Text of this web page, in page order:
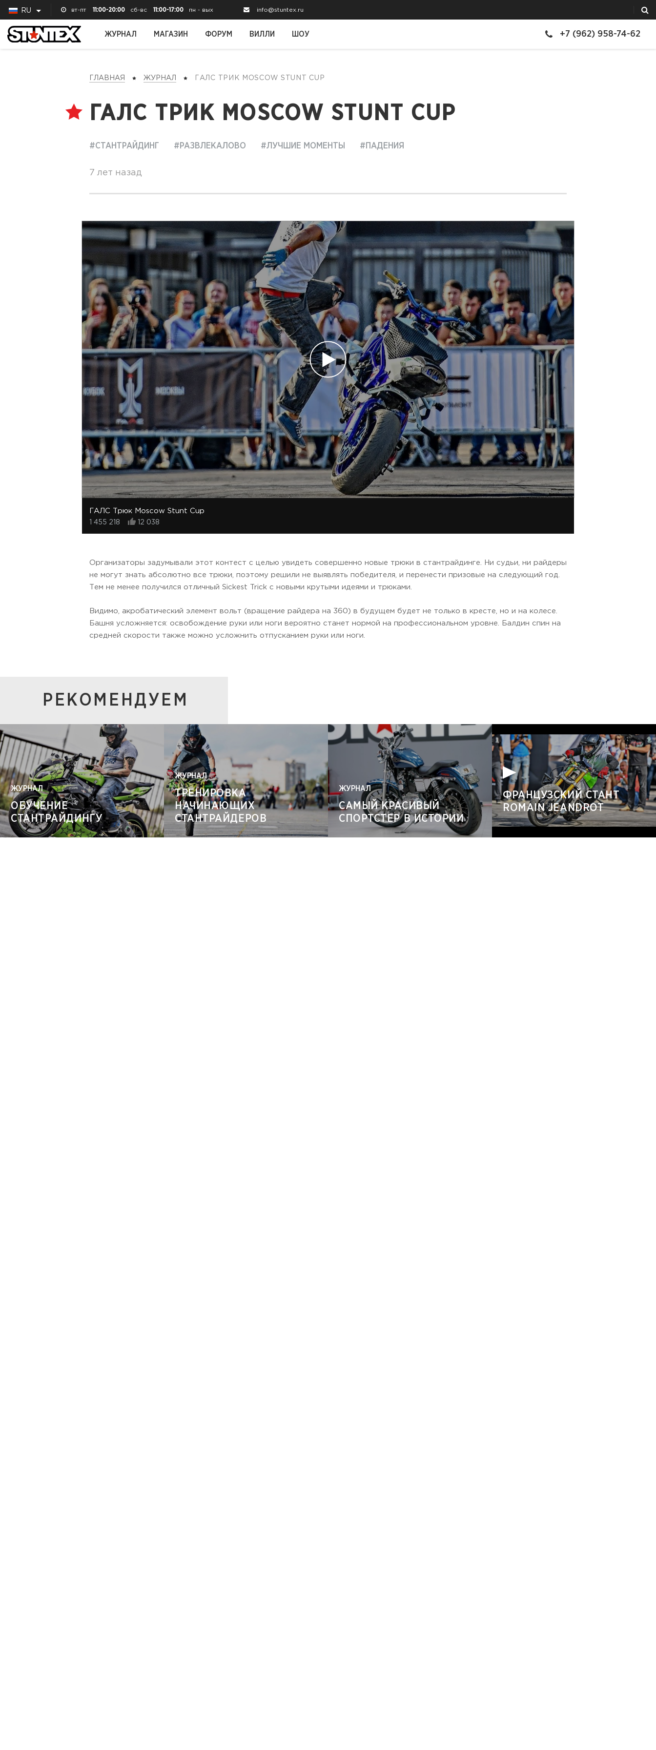
RU вт-пт 11:00-20:00 сб-вс 11:00-17:00 пн - вых info@stuntex.ru
ЖУРНАЛ МАГАЗИН ФОРУМ ВИЛЛИ ШОУ +7 (962) 958-74-62
ГЛАВНАЯ ЖУРНАЛ ГАЛС ТРИК MOSCOW STUNT CUP
ГАЛС ТРИК MOSCOW STUNT CUP
#СТАНТРАЙДИНГ #РАЗВЛЕКАЛОВО #ЛУЧШИЕ МОМЕНТЫ #ПАДЕНИЯ
7 лет назад
ГАЛС Трюк Moscow Stunt Cup
1 455 218 12 038
Организаторы задумывали этот контест с целью увидеть совершенно новые трюки в стантрайдинге. Ни судьи, ни райдеры
не могут знать абсолютно все трюки, поэтому решили не выявлять победителя, и перенести призовые на следующий год.
Тем не менее получился отличный Sickest Trick с новыми крутыми идеями и трюками.
Видимо, акробатический элемент вольт (вращение райдера на 360) в будущем будет не только в кресте, но и на колесе.
Башня усложняется: освобождение руки или ноги вероятно станет нормой на профессиональном уровне. Балдин спин на
средней скорости также можно усложнить отпусканием руки или ноги.
РЕКОМЕНДУЕМ
ЖУРНАЛ
ОБУЧЕНИЕ
СТАНТРАЙДИНГУ
ЖУРНАЛ
ТРЕНИРОВКА
НАЧИНАЮЩИХ
СТАНТРАЙДЕРОВ
ЖУРНАЛ
САМЫЙ КРАСИВЫЙ
СПОРТСТЕР В ИСТОРИИ
ФРАНЦУЗСКИЙ СТАНТ
ROMAIN JEANDROT